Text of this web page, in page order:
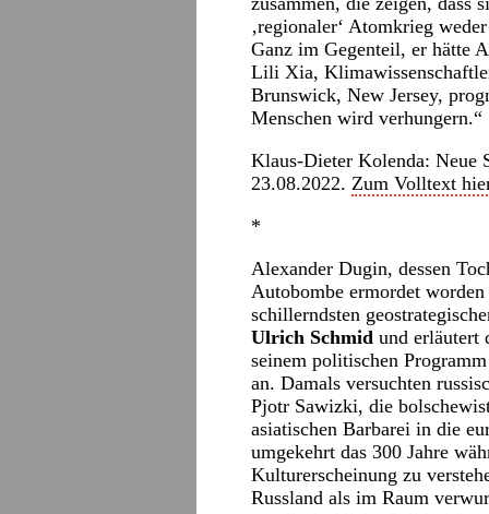
‚regionaler‘ Atomkrieg
Ganz im Gegenteil, er hätte
Lili Xia,
Brunswick, New Jersey,
Menschen wird verhungern.“
Klaus-Dieter Kolenda: Neue
23.08.2022. Zum Volltext
*
Alexander Dugin, dessen
Autobombe ermordet
schillerndsten
Ulrich Schmid und erläutert
seinem politischen
an. Damals versuchten
Pjotr Sawizki, die
asiatischen Barbarei in die
umgekehrt das 300 Jahre
Kulturerscheinung zu
Russland als im Raum